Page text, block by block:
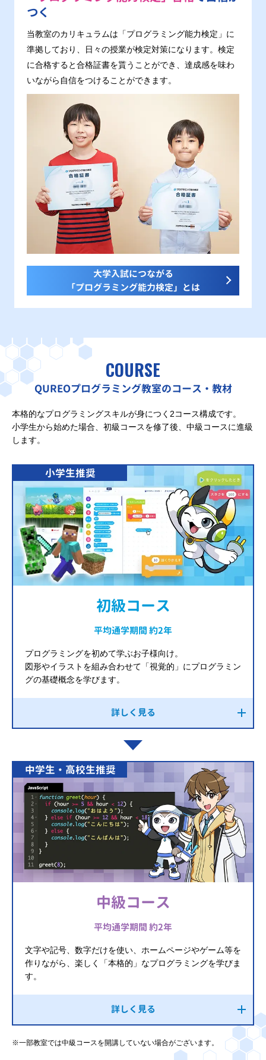
つく
当教室のカリキュラムは「プログラミング能力検定」に
準拠しており、日々の授業が検定対策になります。検定
に合格すると合格証書を貰うことができ、達成感を味わ
いながら自信をつけることができます。
大学入試につながる
「プログラミング能力検定」とは
COURSE
QUREOプログラミング教室のコース・教材
本格的なプログラミングスキルが身につく2コース構成です。
小学生から始めた場合、初級コースを修了後、中級コースに進級
します。
小学生推奨
初級コース
平均通学期間 約2年
プログラミングを初めて学ぶお子様向け。
図形やイラストを組み合わせて「視覚的」にプログラミン
グの基礎概念を学びます。
詳しく見る
中学生・高校生推奨
中級コース
平均通学期間 約2年
文字や記号、数字だけを使い、ホームページやゲーム等を
作りながら、楽しく「本格的」なプログラミングを学びま
す。
詳しく見る
※一部教室では中級コースを開講していない場合がございます。